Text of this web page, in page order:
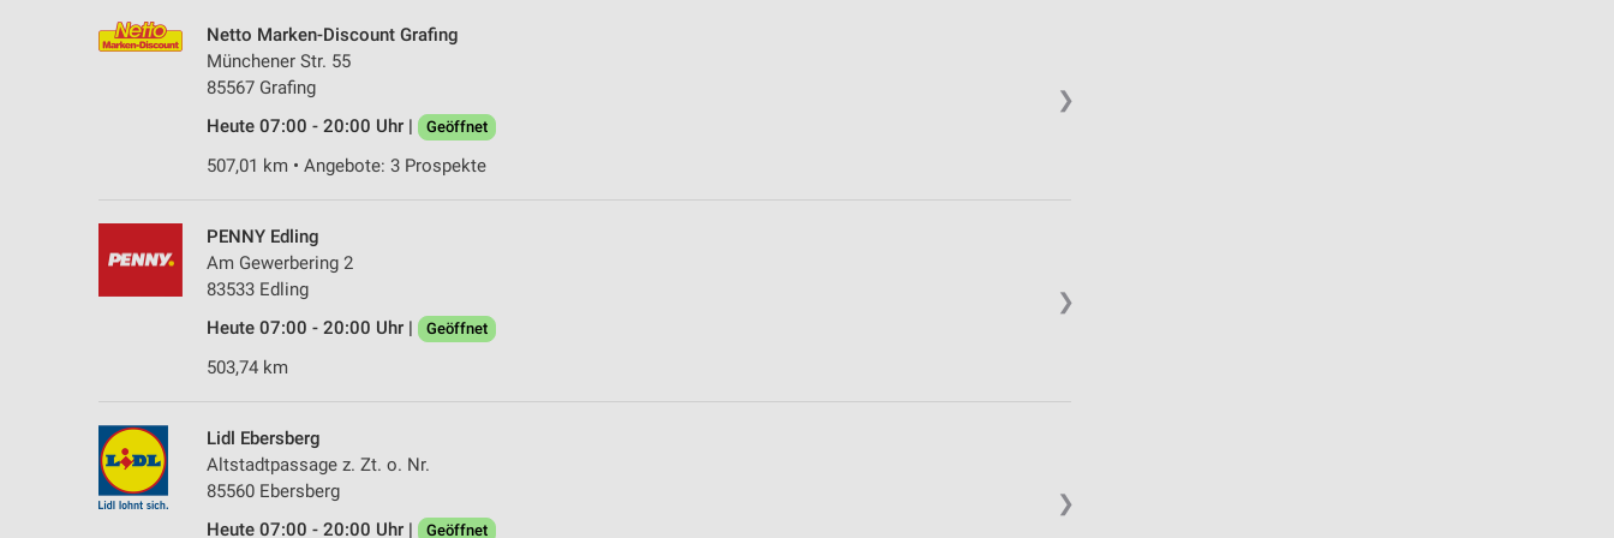
❯
Netto Marken-Discount Grafing
Münchener Str. 55
85567 Grafing
Heute 07:00 - 20:00 Uhr |
Geöffnet
507,01 km • Angebote: 3 Prospekte
❯
PENNY Edling
Am Gewerbering 2
83533 Edling
Heute 07:00 - 20:00 Uhr |
Geöffnet
503,74 km
❯
Lidl Ebersberg
Altstadtpassage z. Zt. o. Nr.
85560 Ebersberg
Heute 07:00 - 20:00 Uhr |
Geöffnet